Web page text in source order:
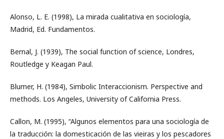
Alonso, L. E. (1998), La mirada cualitativa en sociología,
Madrid, Ed. Fundamentos.
Bernal, J. (1939), The social function of science, Londres,
Routledge y Keagan Paul.
Blumer, H. (1984), Simbolic Interaccionism. Perspective and
methods. Los Angeles, University of California Press.
Callon, M. (1995), “Algunos elementos para una sociología de
la traducción: la domesticación de las vieiras y los pescadores